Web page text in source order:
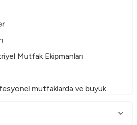
Mutfak Ekipmanları
mutfaklarda ve büyük
açma işlemlerini hızlandırmak ve